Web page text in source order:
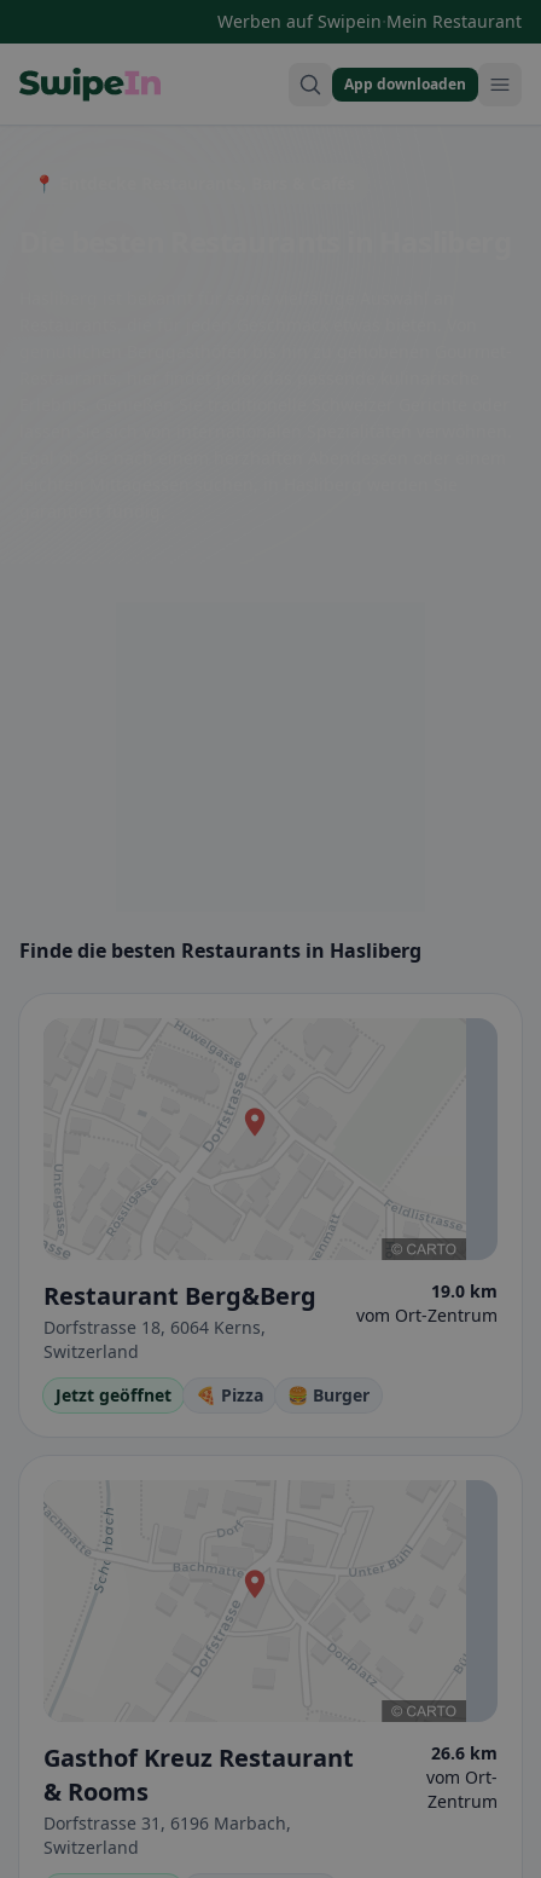
Werben auf Swipein·Mein Restaurant
App downloaden
📍 Entdecke Restaurants, Bars & Cafés
Finde die besten Restaurants in Hasliberg
Restaurant Berg&Berg
Dorfstrasse 18, 6064 Kerns,
Switzerland
19.0 km
vom Ort-Zentrum
Jetzt geöffnet 🍕 Pizza 🍔 Burger
Gasthof Kreuz Restaurant
& Rooms
Dorfstrasse 31, 6196 Marbach,
Switzerland
26.6 km
vom Ort-
Zentrum